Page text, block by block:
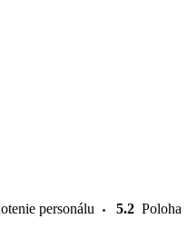
personálu 5.2 Poloha